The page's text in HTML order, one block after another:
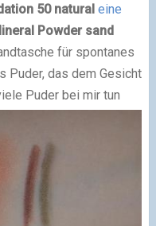
50 natural eine
Powder sand
für spontanes
Puder, das dem Gesicht
Puder bei mir tun